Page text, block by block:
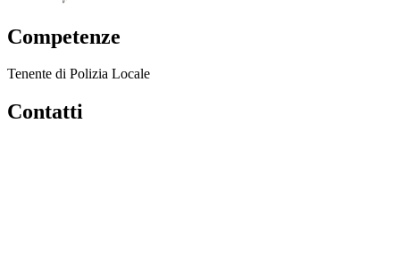
Competenze
Tenente di Polizia Locale
Contatti